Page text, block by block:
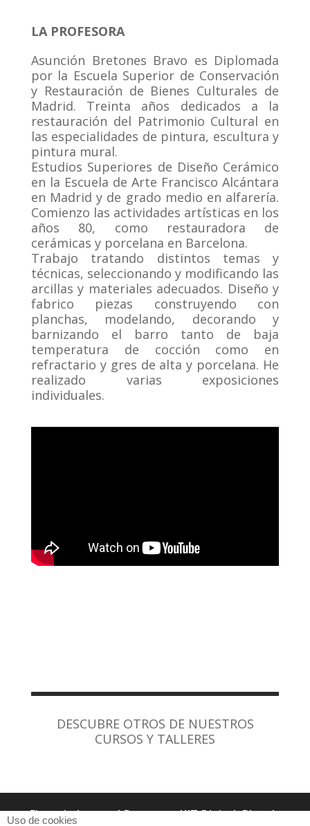
LA PROFESORA
Asunción Bretones Bravo es Diplomada
por la Escuela Superior de Conservación
y Restauración de Bienes Culturales de
Madrid. Treinta años dedicados a la
restauración del Patrimonio Cultural en
las especialidades de pintura, escultura y
pintura mural.
Estudios Superiores de Diseño Cerámico
en la Escuela de Arte Francisco Alcántara
en Madrid y de grado medio en alfarería.
Comienzo las actividades artísticas en los
años 80, como restauradora de
cerámicas y porcelana en Barcelona.
Trabajo tratando distintos temas y
técnicas, seleccionando y modificando las
arcillas y materiales adecuados. Diseño y
fabrico piezas construyendo con
planchas, modelando, decorando y
barnizando el barro tanto de baja
temperatura de cocción como en
refractario y gres de alta y porcelana. He
realizado varias exposiciones
individuales.
DESCUBRE OTROS DE NUESTROS
CURSOS Y TALLERES
Financiado por el Programa KIT Digital. Plan de
Uso de cookies